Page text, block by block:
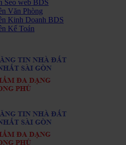
Seo web BDS
Văn Phòng
Kinh Doanh BDS
Kế Toán